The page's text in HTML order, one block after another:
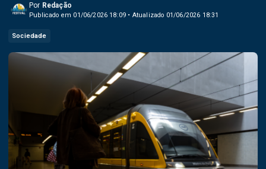
Por Redação
Publicado em 01/06/2026 18:09 • Atualizado 01/06/2026 18:31
Sociedade